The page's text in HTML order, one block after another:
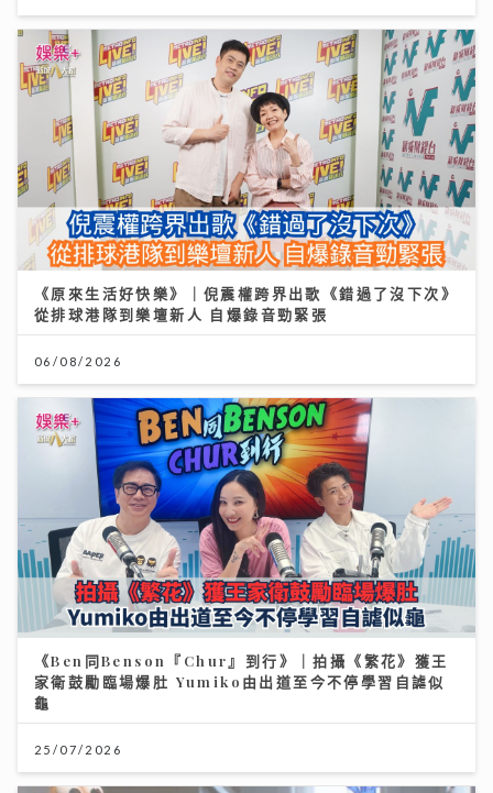
《原來生活好快樂》｜倪震權跨界出歌《錯過了沒下次》
從排球港隊到樂壇新人 自爆錄音勁緊張
06/08/2026
《Ben同Benson『Chur』到行》｜拍攝《繁花》獲王
家衛鼓勵臨場爆肚 Yumiko由出道至今不停學習自謔似
龜
25/07/2026